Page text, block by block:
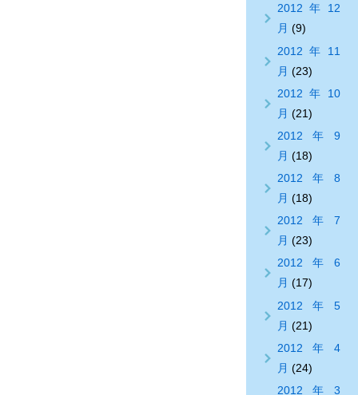
2012年12
月 (9)
2012年11
月 (23)
2012年10
月 (21)
2012年9
月 (18)
2012年8
月 (18)
2012年7
月 (23)
2012年6
月 (17)
2012年5
月 (21)
2012年4
月 (24)
2012年3